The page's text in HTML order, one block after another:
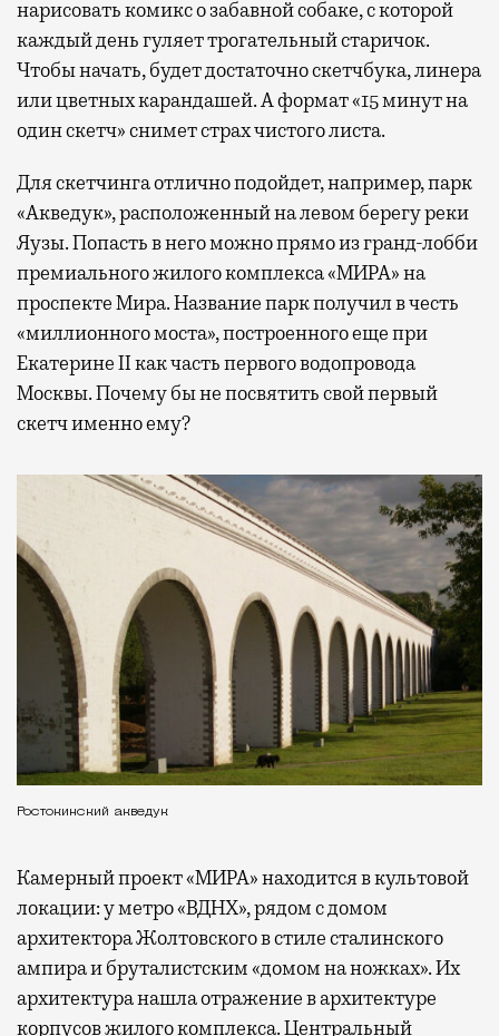
нарисовать комикс о забавной собаке, с которой
каждый день гуляет трогательный старичок.
Чтобы начать, будет достаточно скетчбука, линера
или цветных карандашей. А формат «15 минут на
один скетч» снимет страх чистого листа.
Для скетчинга отлично подойдет, например, парк
«Акведук», расположенный на левом берегу реки
Яузы. Попасть в него можно прямо из гранд-лобби
премиального жилого комплекса «МИРА» на
проспекте Мира. Название парк получил в честь
«миллионного моста», построенного еще при
Екатерине II как часть первого водопровода
Москвы. Почему бы не посвятить свой первый
скетч именно ему?
Ростокинский акведук
Камерный проект «МИРА» находится в культовой
локации: у метро «ВДНХ», рядом с домом
архитектора Жолтовского в стиле сталинского
ампира и бруталистским «домом на ножках». Их
архитектура нашла отражение в архитектуре
корпусов жилого комплекса. Центральный